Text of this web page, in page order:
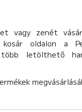
vagy zenét
oldalon a
több letölthető